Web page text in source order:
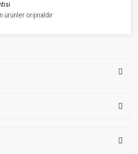
ürünler orijinaldir